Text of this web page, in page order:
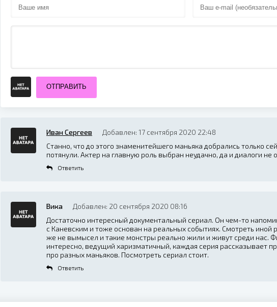
ОТПРАВИТЬ
Иван Сергеев
Добавлен: 17 сентября 2020 22:48
Станно, что до этого знаменитейшего маньяка добрались только
потянули. Актер на главную роль выбран неудачно, да и диалоги не
Ответить
Вика
Добавлен: 20 сентября 2020 08:16
Достаточно интересный документальный сериал. Он чем-то
с Каневским и тоже основан на реальных событиях. Смотреть иной
же не вымысел и такие монстры реально жили и живут среди нас.
интересно, ведущий харизматичный, каждая серия рассказывает
про разных маньяков. Посмотреть сериал стоит.
Ответить